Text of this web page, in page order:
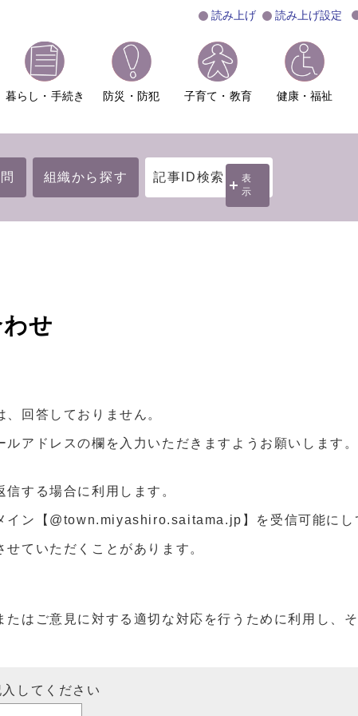
読み上げ 読み上げ設定
暮らし・手続き 防災・防犯 子育て・教育 健康・福祉
組織から探す 記事ID検索
表
示
せ
回答しておりません。
アドレスの欄を入力いただきますようお願いします
する場合に利用します。
イン【@town.miyashiro.saitama.jp】を受信可能にし
ていただくことがあります。
はご意見に対する適切な対応を行うために利用し、
してください